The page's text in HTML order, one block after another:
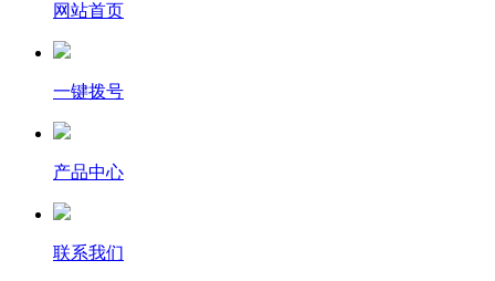
网站首页
一键拨号
产品中心
联系我们